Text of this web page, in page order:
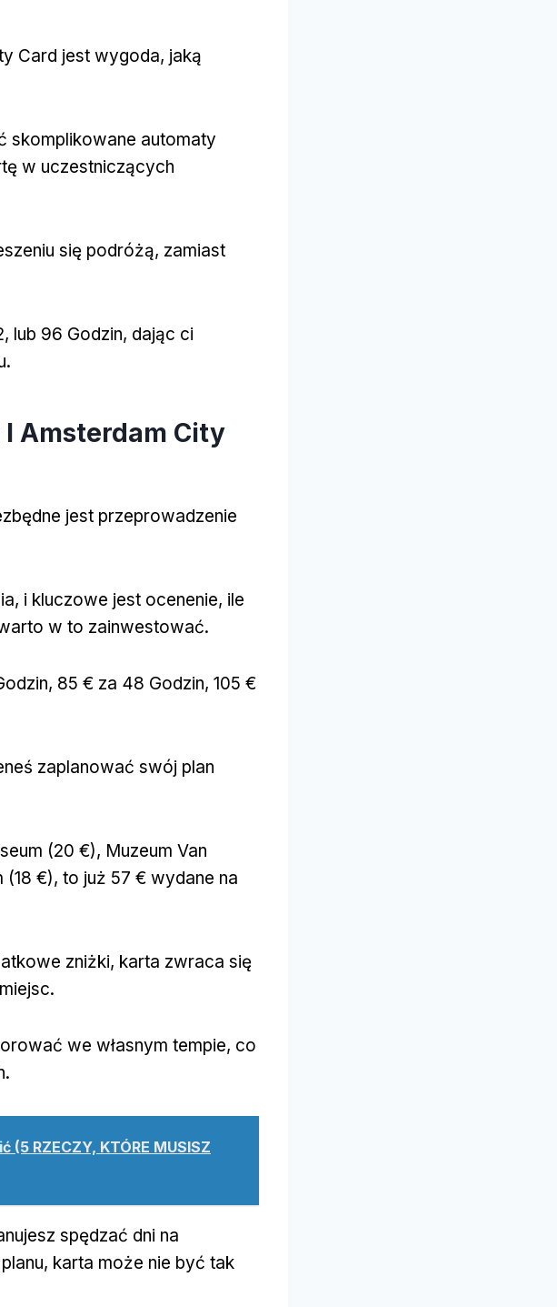
Card jest wygoda, jaką
skomplikowane automaty
w uczestniczących
się podróżą, zamiast
lub 96 Godzin, dając ci
Amsterdam City
jest przeprowadzenie
i kluczowe jest ocenenie, ile
w to zainwestować.
85 € za 48 Godzin, 105 €
zaplanować swój plan
(20 €), Muzeum Van
(18 €), to już 57 € wydane na
zniżki, karta zwraca się
we własnym tempie, co
RZECZY, KTÓRE MUSISZ
spędzać dni na
karta może nie być tak